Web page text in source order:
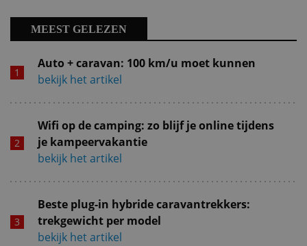
MEEST GELEZEN
Auto + caravan: 100 km/u moet kunnen
bekijk het artikel
Wifi op de camping: zo blijf je online tijdens
je kampeervakantie
bekijk het artikel
Beste plug-in hybride caravantrekkers:
trekgewicht per model
bekijk het artikel